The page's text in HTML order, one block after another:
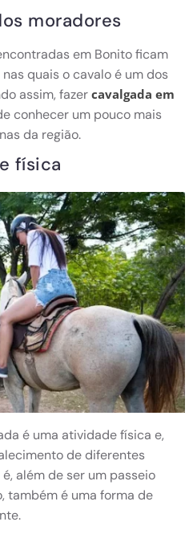
moradores
em Bonito ficam
quais o cavalo é um dos
assim, fazer cavalgada em
conhecer um pouco mais
da região.
física
é uma atividade física e,
de diferentes
além de ser um passeio
também é uma forma de